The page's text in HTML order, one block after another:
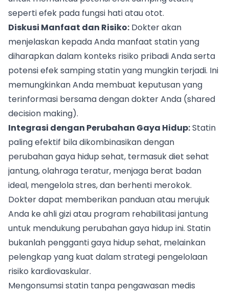
seperti efek pada fungsi hati atau otot.
Diskusi Manfaat dan Risiko: Dokter akan
menjelaskan kepada Anda manfaat statin yang
diharapkan dalam konteks risiko pribadi Anda serta
potensi efek samping statin yang mungkin terjadi. Ini
memungkinkan Anda membuat keputusan yang
terinformasi bersama dengan dokter Anda (shared
decision making).
Integrasi dengan Perubahan Gaya Hidup:Statin
paling efektif bila dikombinasikan dengan
perubahan gaya hidup sehat, termasuk diet sehat
jantung, olahraga teratur, menjaga berat badan
ideal, mengelola stres, dan berhenti merokok.
Dokter dapat memberikan panduan atau merujuk
Anda ke ahli gizi atau program rehabilitasi jantung
untuk mendukung perubahan gaya hidup ini. Statin
bukanlah pengganti gaya hidup sehat, melainkan
pelengkap yang kuat dalam strategi pengelolaan
risiko kardiovaskular.
Mengonsumsi statin tanpa pengawasan medis